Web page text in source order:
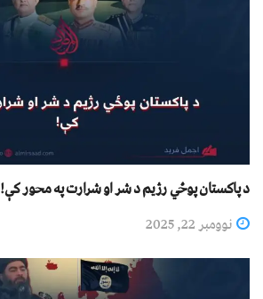
د پاکستان پوځي رژیم د شر او شرارت په محور کې!
نوومبر 22, 2025